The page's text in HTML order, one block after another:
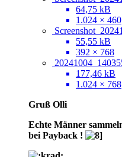
64,75 kB
1.024 × 460
55,55 kB
392 × 768
177,46 kB
1.024 × 768
Gruß Olli
Echte Männer
bei Payback !